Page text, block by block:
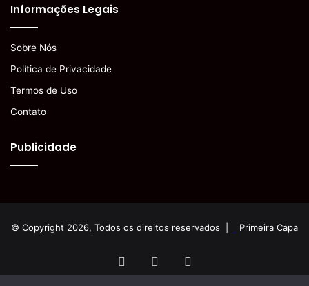
Informações Legais
Sobre Nós
Política de Privacidade
Termos de Uso
Contato
Publicidade
© Copyright 2026, Todos os direitos reservados | Primeira Capa
FacebookYouTube